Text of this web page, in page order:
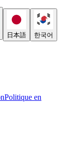
日本語 한국어
Politique en